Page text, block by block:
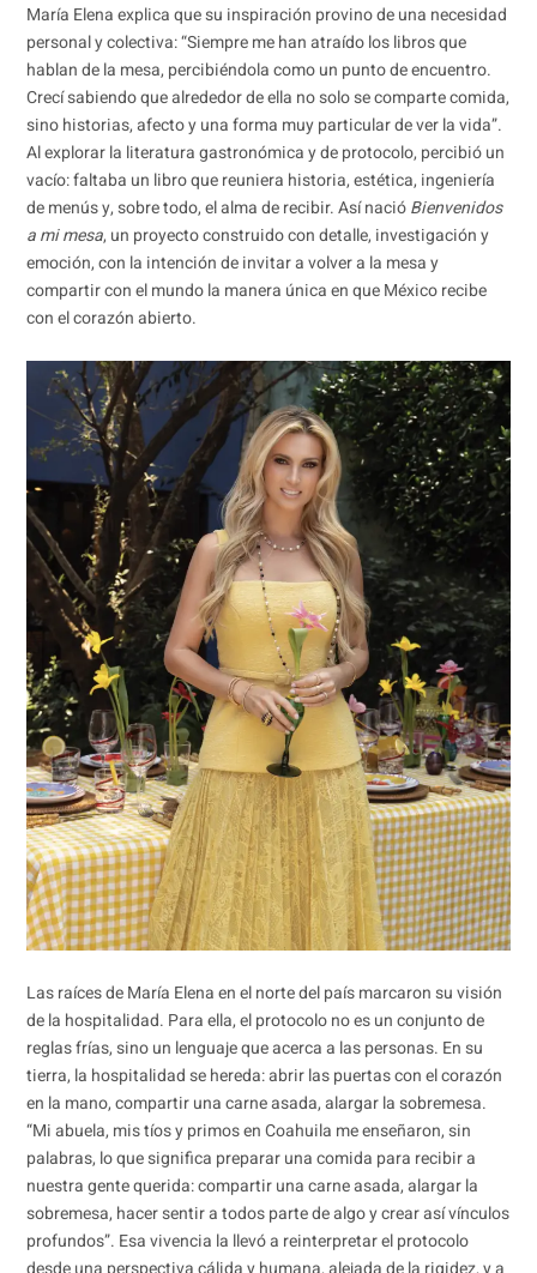
María Elena explica que su inspiración provino de una necesidad
personal y colectiva: “Siempre me han atraído los libros que
hablan de la mesa, percibiéndola como un punto de encuentro.
Crecí sabiendo que alrededor de ella no solo se comparte comida,
sino historias, afecto y una forma muy particular de ver la vida”.
Al explorar la literatura gastronómica y de protocolo, percibió un
vacío: faltaba un libro que reuniera historia, estética, ingeniería
de menús y, sobre todo, el alma de recibir. Así nacióBienvenidos
a mi mesa, un proyecto construido con detalle, investigación y
emoción, con la intención de invitar a volver a la mesa y
compartir con el mundo la manera única en que México recibe
con el corazón abierto.
Las raíces de María Elena en el norte del país marcaron su visión
de la hospitalidad. Para ella, el protocolo no es un conjunto de
reglas frías, sino un lenguaje que acerca a las personas. En su
tierra, la hospitalidad se hereda: abrir las puertas con el corazón
en la mano, compartir una carne asada, alargar la sobremesa.
“Mi abuela, mis tíos y primos en Coahuila me enseñaron, sin
palabras, lo que significa preparar una comida para recibir a
nuestra gente querida: compartir una carne asada, alargar la
sobremesa, hacer sentir a todos parte de algo y crear así vínculos
profundos”. Esa vivencia la llevó a reinterpretar el protocolo